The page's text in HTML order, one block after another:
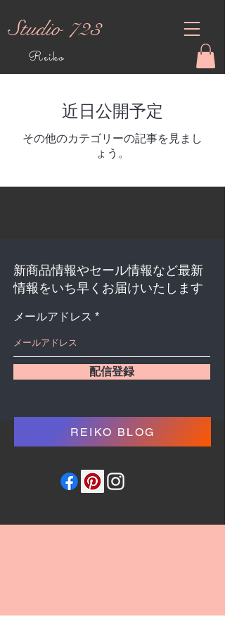
Reiko
Studio 723
近日公開予定
その他のカテゴリーの記事を見まし
ょう。
新商品情報やセール情報など最新
情報をいち早くお届けいたします
メールアドレス
配信登録
REIKO BLOG